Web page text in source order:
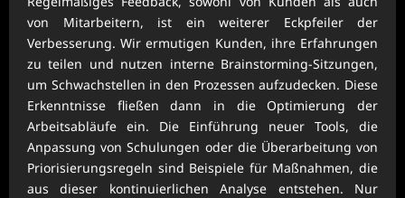
von Mitarbeitern, ist ein weiterer Eckpfeiler der
Verbesserung. Wir ermutigen Kunden, ihre Erfahrungen
zu teilen und nutzen interne Brainstorming-Sitzungen,
um Schwachstellen in den Prozessen aufzudecken. Diese
Erkenntnisse fließen dann in die Optimierung der
Arbeitsabläufe ein. Die Einführung neuer Tools, die
Anpassung von Schulungen oder die Überarbeitung von
Priorisierungsregeln sind Beispiele für Maßnahmen, die
aus dieser kontinuierlichen Analyse entstehen. Nur